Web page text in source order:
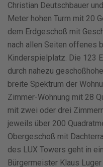
Christian Deutschbauer
Meter hohen Turm mit 20
dem Erdgeschoß mit
nach allen Seiten offenes
Kinderspielplatz. Die 123
durch nahezu
breite Spektrum der
Zimmer-Wohnung mit 28
mit zwei oder drei
jeweils über 200
Obergeschoß mit
des LUX Towers geht in
Bürgermeister Klaus